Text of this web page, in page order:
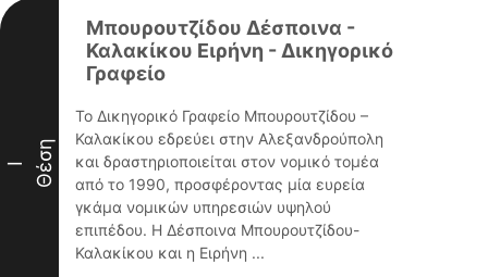
I Θέση
Μπουρουτζίδου Δέσποινα -
Καλακίκου Ειρήνη - Δικηγορικό
Γραφείο
Το Δικηγορικό Γραφείο Μπουρουτζίδου –
Καλακίκου εδρεύει στην Αλεξανδρούπολη
και δραστηριοποιείται στον νομικό τομέα
από το 1990, προσφέροντας μία ευρεία
γκάμα νομικών υπηρεσιών υψηλού
επιπέδου. Η Δέσποινα Μπουρουτζίδου-
Καλακίκου και η Ειρήνη ...